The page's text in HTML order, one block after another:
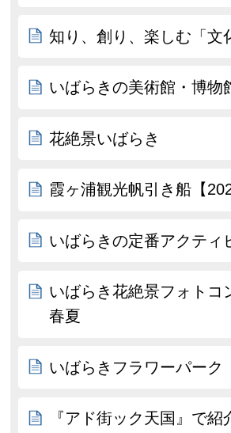
知り、創り、楽しむ「文
いばらきの美術館・博物
花絶景いばらき
霞ヶ浦観光帆引き船【
いばらきの定番アクティ
いばらき花絶景フォトコ
春夏
いばらきフラワーパーク
『アド街ック天国』で紹